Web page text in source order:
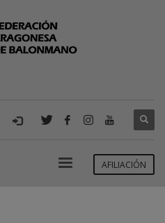
AFILIACIÓN